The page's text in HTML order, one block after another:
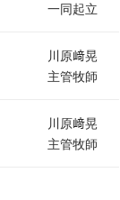
一同起立
川原﨑晃
主管牧師
川原﨑晃
主管牧師